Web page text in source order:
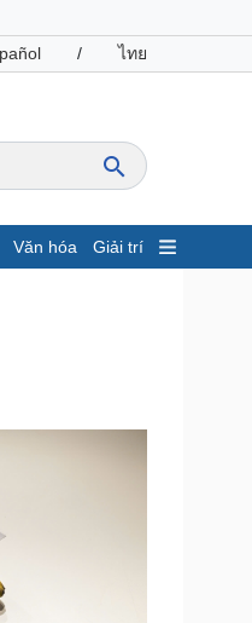
/ ไทย
Văn hóa Giải trí
nghệ
số